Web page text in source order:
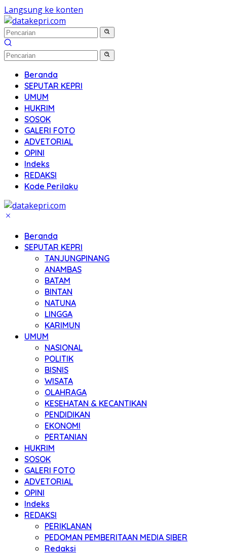
Langsung ke konten
Beranda
SEPUTAR KEPRI
UMUM
HUKRIM
SOSOK
GALERI FOTO
ADVETORIAL
OPINI
Indeks
REDAKSI
Kode Perilaku
Beranda
SEPUTAR KEPRI
TANJUNGPINANG
ANAMBAS
BATAM
BINTAN
NATUNA
LINGGA
KARIMUN
UMUM
NASIONAL
POLITIK
BISNIS
WISATA
OLAHRAGA
KESEHATAN & KECANTIKAN
PENDIDIKAN
EKONOMI
PERTANIAN
HUKRIM
SOSOK
GALERI FOTO
ADVETORIAL
OPINI
Indeks
REDAKSI
PERIKLANAN
PEDOMAN PEMBERITAAN MEDIA SIBER
Redaksi